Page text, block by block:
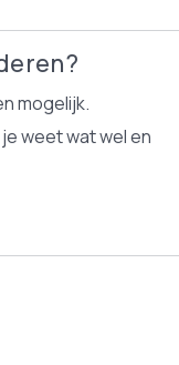
mogelijk.
weet wat wel en